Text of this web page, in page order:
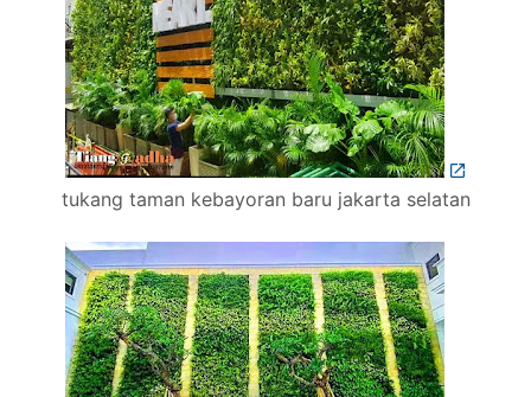
tukang taman kebayoran baru jakarta selatan